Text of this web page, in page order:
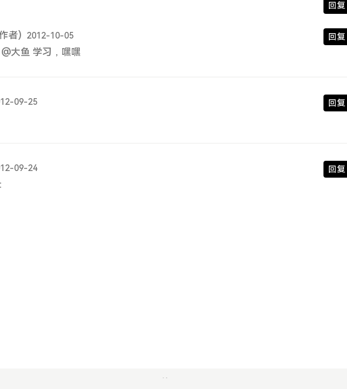
回复
者) 2012-10-05 回复
@大鱼 学习，嘿嘿
09-25 回复
09-24 回复